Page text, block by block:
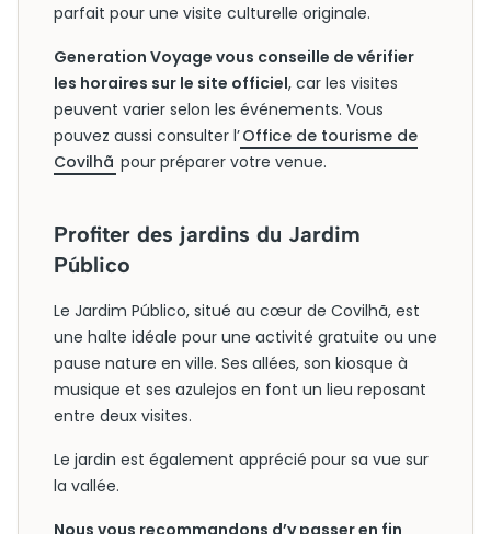
parfait pour une visite culturelle originale.
Generation Voyage vous conseille de vérifier
les horaires sur le site officiel, car les visites
peuvent varier selon les événements. Vous
pouvez aussi consulter l’Office de tourisme de
Covilhã pour préparer votre venue.
Profiter des jardins du Jardim
Público
Le Jardim Público, situé au cœur de Covilhã, est
une halte idéale pour une activité gratuite ou une
pause nature en ville. Ses allées, son kiosque à
musique et ses azulejos en font un lieu reposant
entre deux visites.
Le jardin est également apprécié pour sa vue sur
la vallée.
Nous vous recommandons d’y passer en fin